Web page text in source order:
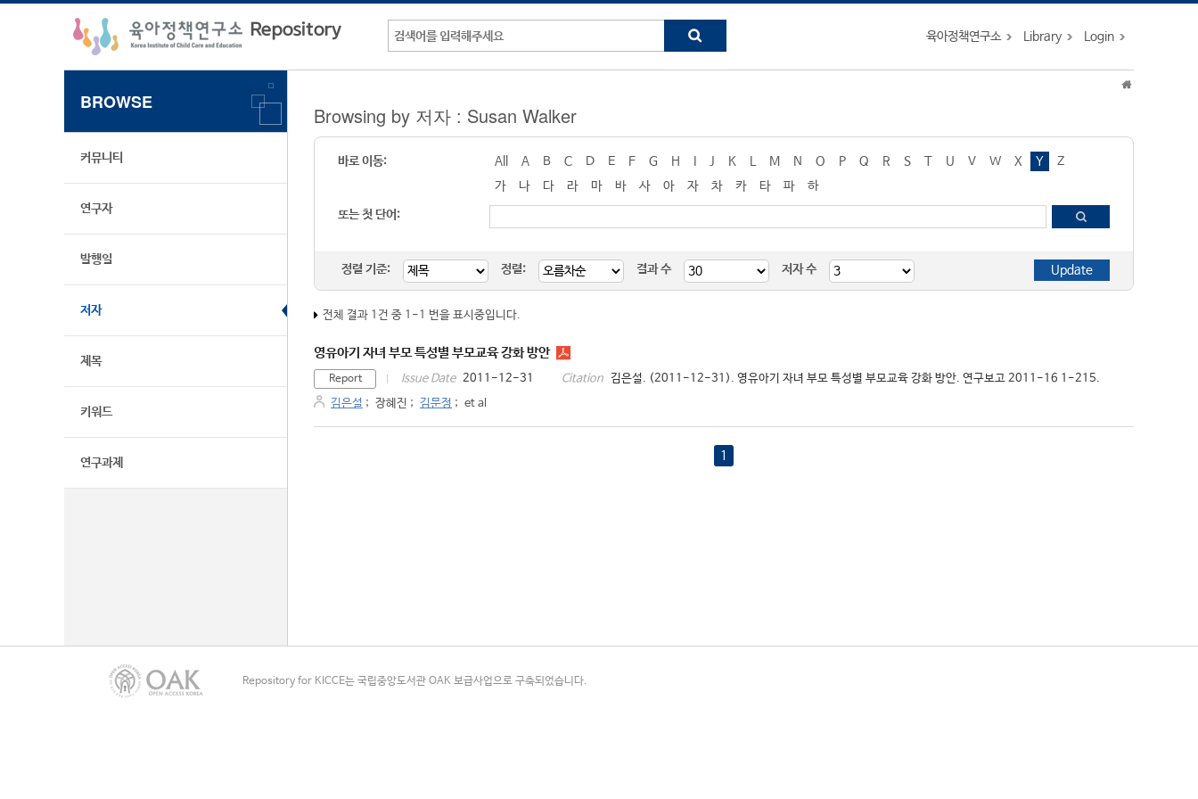
육아정책연구소 Library Login
BROWSE
커뮤니티
연구자
발행일
저자
제목
키워드
연구과제
Browsing by 저자 : Susan Walker
바로 이동: All A B C D E F G H J K M N O P Q R S T U V W X Y
Z
가
나 다 라 마 바 사 아 자 차 카 타 파
하
또는 첫 단어:
정렬 기준: 정렬: 결과 수 저자 수
전체 결과 1건 중 1-1 번을 표시중입니다.
영유아기 자녀 부모 특성별 부모교육 강화 방안
Report Issue Date 2011-12-31 Citation 김은설. (2011-12-31). 영유아기 자녀 부모 특성별 부모교육 강화 방안. 연구보고 2011-16 1-215.
김은설 ; 장혜진 ; 김문정 ; et al
1
Repository for KICCE는 국립중앙도서관 OAK 보급사업으로 구축되었습니다.